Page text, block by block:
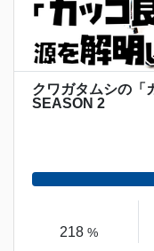
クワガタムシの「
SEASON 2
218 %